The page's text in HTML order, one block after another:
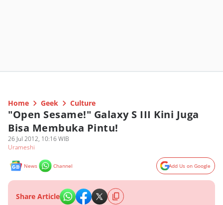
Home Geek Culture
"Open Sesame!" Galaxy S III Kini Juga
Bisa Membuka Pintu!
26 Jul 2012, 10:16 WIB
Urameshi
News Channel Add Us on Google
Share Article